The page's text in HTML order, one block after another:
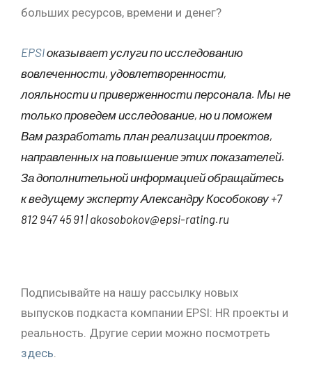
больших ресурсов, времени и денег?
EPSIоказывает услуги по исследованию
вовлеченности, удовлетворенности,
лояльности и приверженности персонала. Мы не
только проведем исследование, но и поможем
Вам разработать план реализации проектов,
направленных на повышение этих показателей.
За дополнительной информацией обращайтесь
к ведущему эксперту Александру Кособокову +7
812 947 45 91 | akosobokov@epsi-rating.ru
Подписывайте на нашу рассылку новых
выпусков подкаста компании EPSI: HR проекты и
реальность. Другие серии можно посмотреть
здесь.